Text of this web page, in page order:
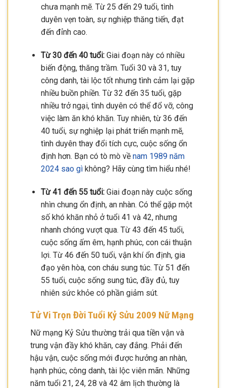
chưa mạnh mẽ. Từ 25 đến 29 tuổi, tình
duyên vẹn toàn, sự nghiệp thăng tiến, đạt
đến đỉnh cao.
Từ 30 đến 40 tuổi:Giai đoạn này có nhiều
biến động, thăng trầm. Tuổi 30 và 31, tuy
công danh, tài lộc tốt nhưng tình cảm lại gặp
nhiều buồn phiền. Từ 32 đến 35 tuổi, gặp
nhiều trở ngại, tình duyên có thể đổ vỡ, công
việc làm ăn khó khăn. Tuy nhiên, từ 36 đến
40 tuổi, sự nghiệp lại phát triển mạnh mẽ,
tình duyên thay đổi tích cực, cuộc sống ổn
định hơn. Bạn có tò mò về nam 1989 năm
2024 sao gìkhông? Hãy cùng tìm hiểu nhé!
Từ 41 đến 55 tuổi:Giai đoạn này cuộc sống
nhìn chung ổn định, an nhàn. Có thể gặp một
số khó khăn nhỏ ở tuổi 41 và 42, nhưng
nhanh chóng vượt qua. Từ 43 đến 45 tuổi,
cuộc sống ấm êm, hạnh phúc, con cái thuận
lợi. Từ 46 đến 50 tuổi, vận khí ổn định, gia
đạo yên hòa, con cháu sung túc. Từ 51 đến
55 tuổi, cuộc sống sung túc, đầy đủ, tuy
nhiên sức khỏe có phần giảm sút.
Tử Vi Trọn Đời Tuổi Kỷ Sửu 2009 Nữ Mạng
Nữ mạng Kỷ Sửu thường trải qua tiền vận và
trung vận đầy khó khăn, cay đắng. Phải đến
hậu vận, cuộc sống mới được hưởng an nhàn,
hạnh phúc, công danh, tài lộc viên mãn. Những
năm tuổi 21, 24, 28 và 42 âm lịch thường là